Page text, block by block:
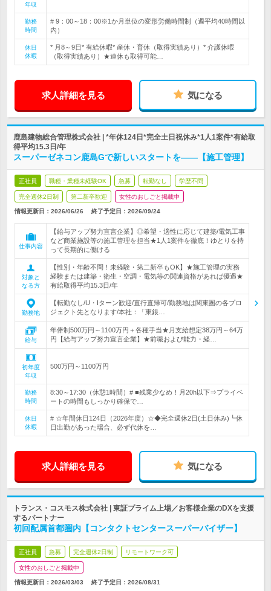
年収
勤務
時間
# 9：00～18：00※1か月単位の変形労働時間制（週平均40時間以
内）
休日
休暇
* 月8～9日* 有給休暇* 産休・育休（取得実績あり）* 介護休暇
（取得実績あり）★連休も取得可能…
求人詳細を見る 気になる
鹿島建物総合管理株式会社 | *年休124日*完全土日祝休み*1人1案件*有給取
得平均15.3日/年
スーパーゼネコン鹿島Gで新しいスタートを――【施工管理】
正社員 職種・業種未経験OK 急募 転勤なし 学歴不問
完全週休2日制 第二新卒歓迎 女性のおしごと掲載中
情報更新日：2026/06/26 終了予定日： 2026/09/24
仕事内容
【給与アップ努力宣言企業】◎希望・適性に応じて建築/電気工事
など商業施設等の施工管理を担当★1人1案件を徹底！ゆとりを持
って長期的に働ける
対象と
なる方
【性別・年齢不問！未経験・第二新卒もOK】★施工管理の実務
経験または建築・衛生・空調・電気等の関連資格があれば優遇★
有給取得平均15.3日/年
勤務地
【転勤なし/U・Iターン歓迎/直行直帰可/勤務地は関東圏の各プロ
ジェクト先となります/本社：「東銀…
給与
年俸制500万円～1100万円＋各種手当★月支給想定38万円～64万
円【給与アップ努力宣言企業】★前職および能力・経…
初年度
年収
500万円～1100万円
勤務
時間
8:30～17:30（休憩1時間）# ■残業少なめ！月20h以下⇒プライベ
ートの時間もしっかり確保で…
休日
休暇
# ☆年間休日124日（2026年度）☆◆完全週休2日(土日休み)┗休
日出勤があった場合、必ず代休を…
求人詳細を見る 気になる
トランス・コスモス株式会社 | 東証プライム上場／お客様企業のDXを支援
するパートナー
初回配属首都圏内【コンタクトセンタースーパーバイザー】
正社員 急募 完全週休2日制 リモートワーク可
女性のおしごと掲載中
情報更新日：2026/03/03 終了予定日： 2026/08/31